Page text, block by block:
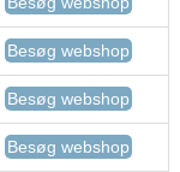
Besøg webshop
Besøg webshop
Besøg webshop